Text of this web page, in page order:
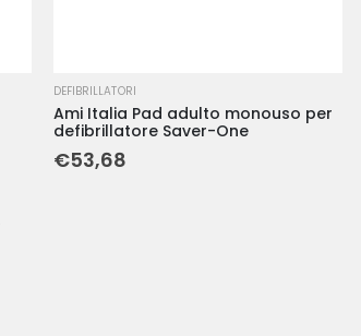
DEFIBRILLATORI
Ami Italia Pad adulto monouso per
defibrillatore Saver-One
€53,68